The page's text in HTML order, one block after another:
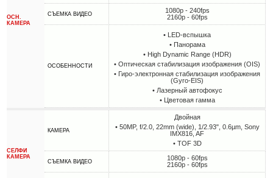
ОСН.
КАМЕРА
СЪЕМКА ВИДЕО
1080p - 240fps
2160p - 60fps
ОСОБЕННОСТИ
• LED-вспышка
• Панорама
• High Dynamic Range (HDR)
• Оптическая стабилизация изображения (OIS)
• Гиро-электронная стабилизация изображения
(Gyro-EIS)
• Лазерный автофокус
• Цветовая гамма
СЕЛФИ
КАМЕРА
КАМЕРА
Двойная
• 50MP, f/2.0, 22mm (wide), 1/2.93", 0.6µm, Sony
IMX816, AF
• TOF 3D
СЪЕМКА ВИДЕО
1080p - 60fps
2160p - 60fps